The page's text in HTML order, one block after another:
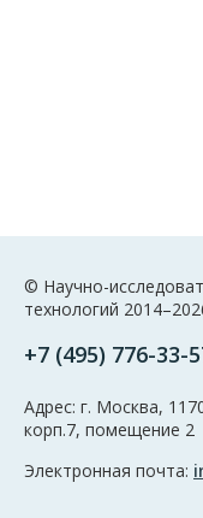
© Научно-
технологий
+7 (495) 776-33-
Адрес: г. Москва,
корп.7, помещение 2
Электронная почта: